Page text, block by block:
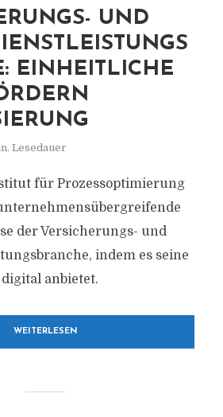
UND
EINHEITLICHE
Lesedauer
für Prozessoptimierung
der Versicherungs- und
indem es seine
anbietet.
WEITERLESEN